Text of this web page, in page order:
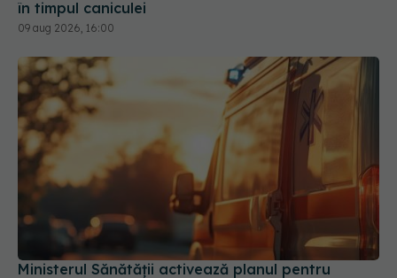
Ministerul Sănătății activează planul pentru
caniculă. Măsuri speciale în spitale și recomandări
pentru populație